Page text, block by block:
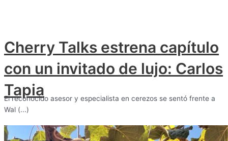
Cherry Talks estrena capítulo
con un invitado de lujo: Carlos
Tapia
El reconocido asesor y especialista en cerezos se sentó frente a
Wal (...)